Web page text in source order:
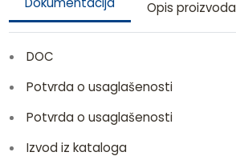
Opis proizvoda
DOC
Potvrda o usaglašenosti
Potvrda o usaglašenosti
Izvod iz kataloga